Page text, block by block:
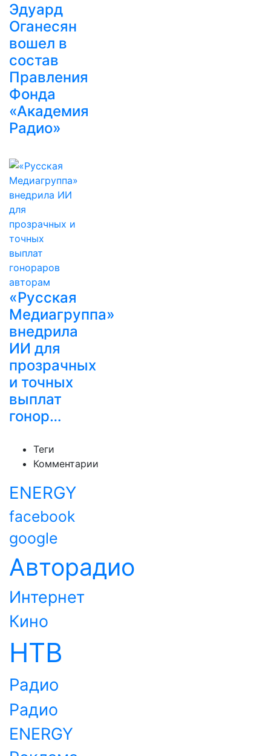
Эдуард
Оганесян
вошел в
состав
Правления
Фонда
«Академия
Радио»
«Русская
Медиагруппа»
внедрила
ИИ для
прозрачных
и точных
выплат
гонор…
Теги
Комментарии
ENERGY
facebook
google
Авторадио
Интернет
Кино
НТВ
Радио
Радио
ENERGY